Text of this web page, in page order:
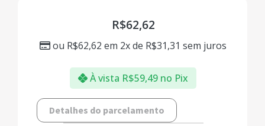
R$62,62
ou R$62,62 em 2x de R$31,31 sem juros
À vista R$59,49 no Pix
Detalhes do parcelamento